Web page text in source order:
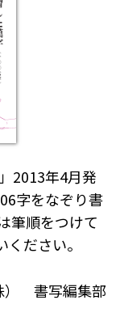
2013年4月発
字をなぞり書
筆順をつけて
ださい。
） 書写編集部